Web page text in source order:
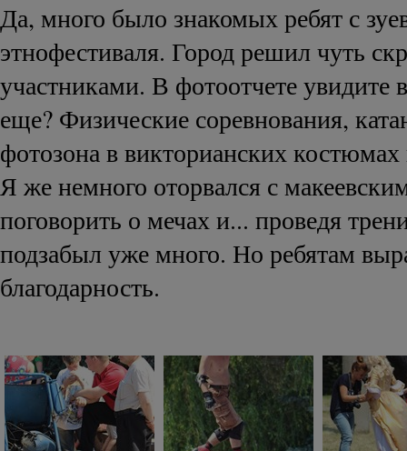
Да, много было знакомых ребят с
этнофестиваля. Город решил чуть
участниками. В фотоотчете увидите
еще? Физические соревнования,
фотозона в викторианских
Я же немного оторвался с
поговорить о мечах и... проведя
подзабыл уже много. Но ребятам
благодарность.